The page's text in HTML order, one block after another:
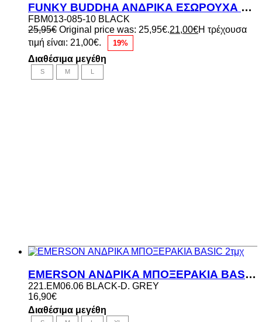
FUNKY BUDDHA ΑΝΔΡΙΚΑ ΕΣΩΡΟΥΧΑ 3τμχ
FBM013-085-10 BLACK
25,95€ Original price was: 25,95€.21,00€Η τρέχουσα
τιμή είναι: 21,00€.
19%
Διαθέσιμα μεγέθη
S M L
EMERSON ΑΝΔΡΙΚΑ ΜΠΟΞΕΡΑΚΙΑ BASIC 2τμχ
221.EM06.06 BLACK-D. GREY
16,90€
Διαθέσιμα μεγέθη